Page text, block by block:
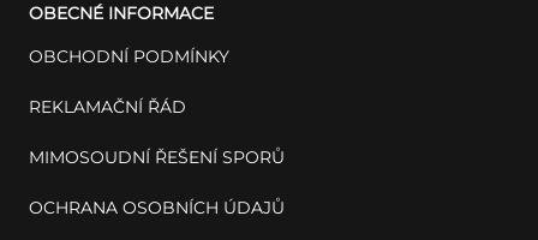
OBECNÉ INFORMACE
OBCHODNÍ PODMÍNKY
REKLAMAČNÍ ŘÁD
MIMOSOUDNÍ ŘEŠENÍ SPORŮ
OCHRANA OSOBNÍCH ÚDAJŮ